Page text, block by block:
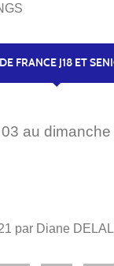
FRANCE J18 ET
03 au dimanche
par Diane